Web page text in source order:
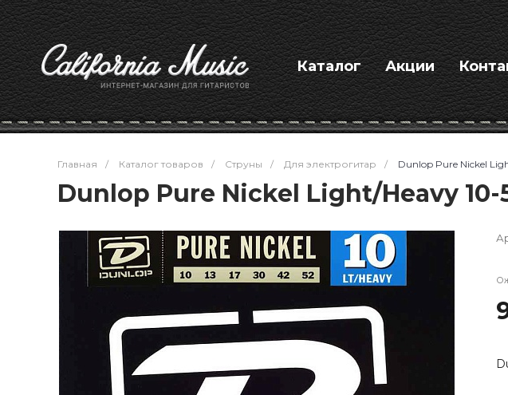
Каталог Акции
Главная / Каталог товаров / Струны / Для электрогитар / Dunlop Pure Nickel
Dunlop Pure Nickel Light/Heavy 10-